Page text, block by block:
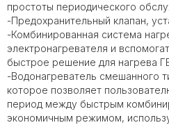
простоты периодического
-Предохранительный клапан,
-Комбинированная система
электронагревателя и
быстрое решение для нагрева
-Водонагреватель смешанного
которое позволяет
период между быстрым
экономичным режимом,